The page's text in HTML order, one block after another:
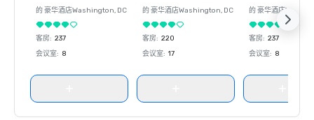
的 豪华酒店Washington, DC
客房: 237
会议室: 8
的 豪华酒店Washington, DC
客房: 220
会议室: 17
的 豪华酒店
客房: 237
会议室: 8